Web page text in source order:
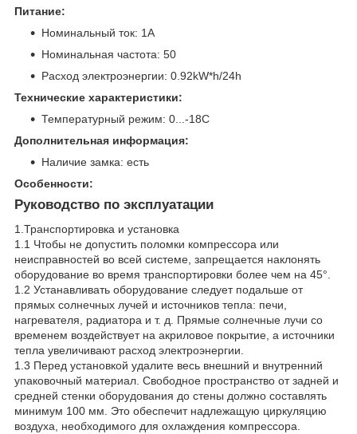
Питание:
Номинальный ток: 1A
Номинальная частота: 50
Расход электроэнергии: 0.92kW*h/24h
Технические характеристики:
Температурный режим: 0...-18C
Дополнительная информация:
Наличие замка: есть
Особенности:
Руководство по эксплуатации
1.Транспортировка и установка
1.1 Чтобы не допустить поломки компрессора или
неисправностей во всей системе, запрещается наклонять
оборудование во время транспортировки более чем на 45°.
1.2 Устанавливать оборудование следует подальше от
прямых солнечных лучей и источников тепла: печи,
нагревателя, радиатора и т. д. Прямые солнечные лучи со
временем воздействует на акриловое покрытие, а источники
тепла увеличивают расход электроэнергии.
1.3 Перед установкой удалите весь внешний и внутренний
упаковочный материал. Свободное пространство от задней и
средней стенки оборудования до стены должно составлять
минимум 100 мм. Это обеспечит надлежащую циркуляцию
воздуха, необходимого для охлаждения компрессора.